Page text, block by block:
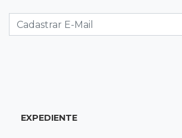
Eleitorado aprova teste da urna,
colinha será "fundamental"
EXPEDIENTE